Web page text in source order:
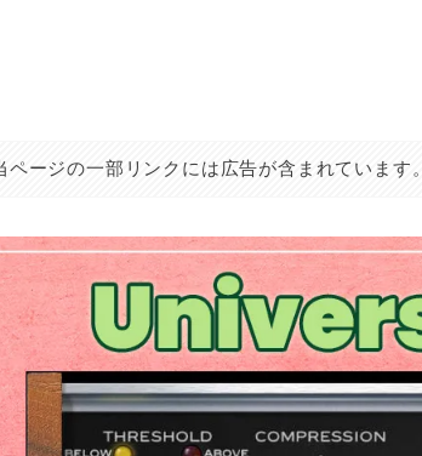
ページの一部リンクには広告が含まれています。